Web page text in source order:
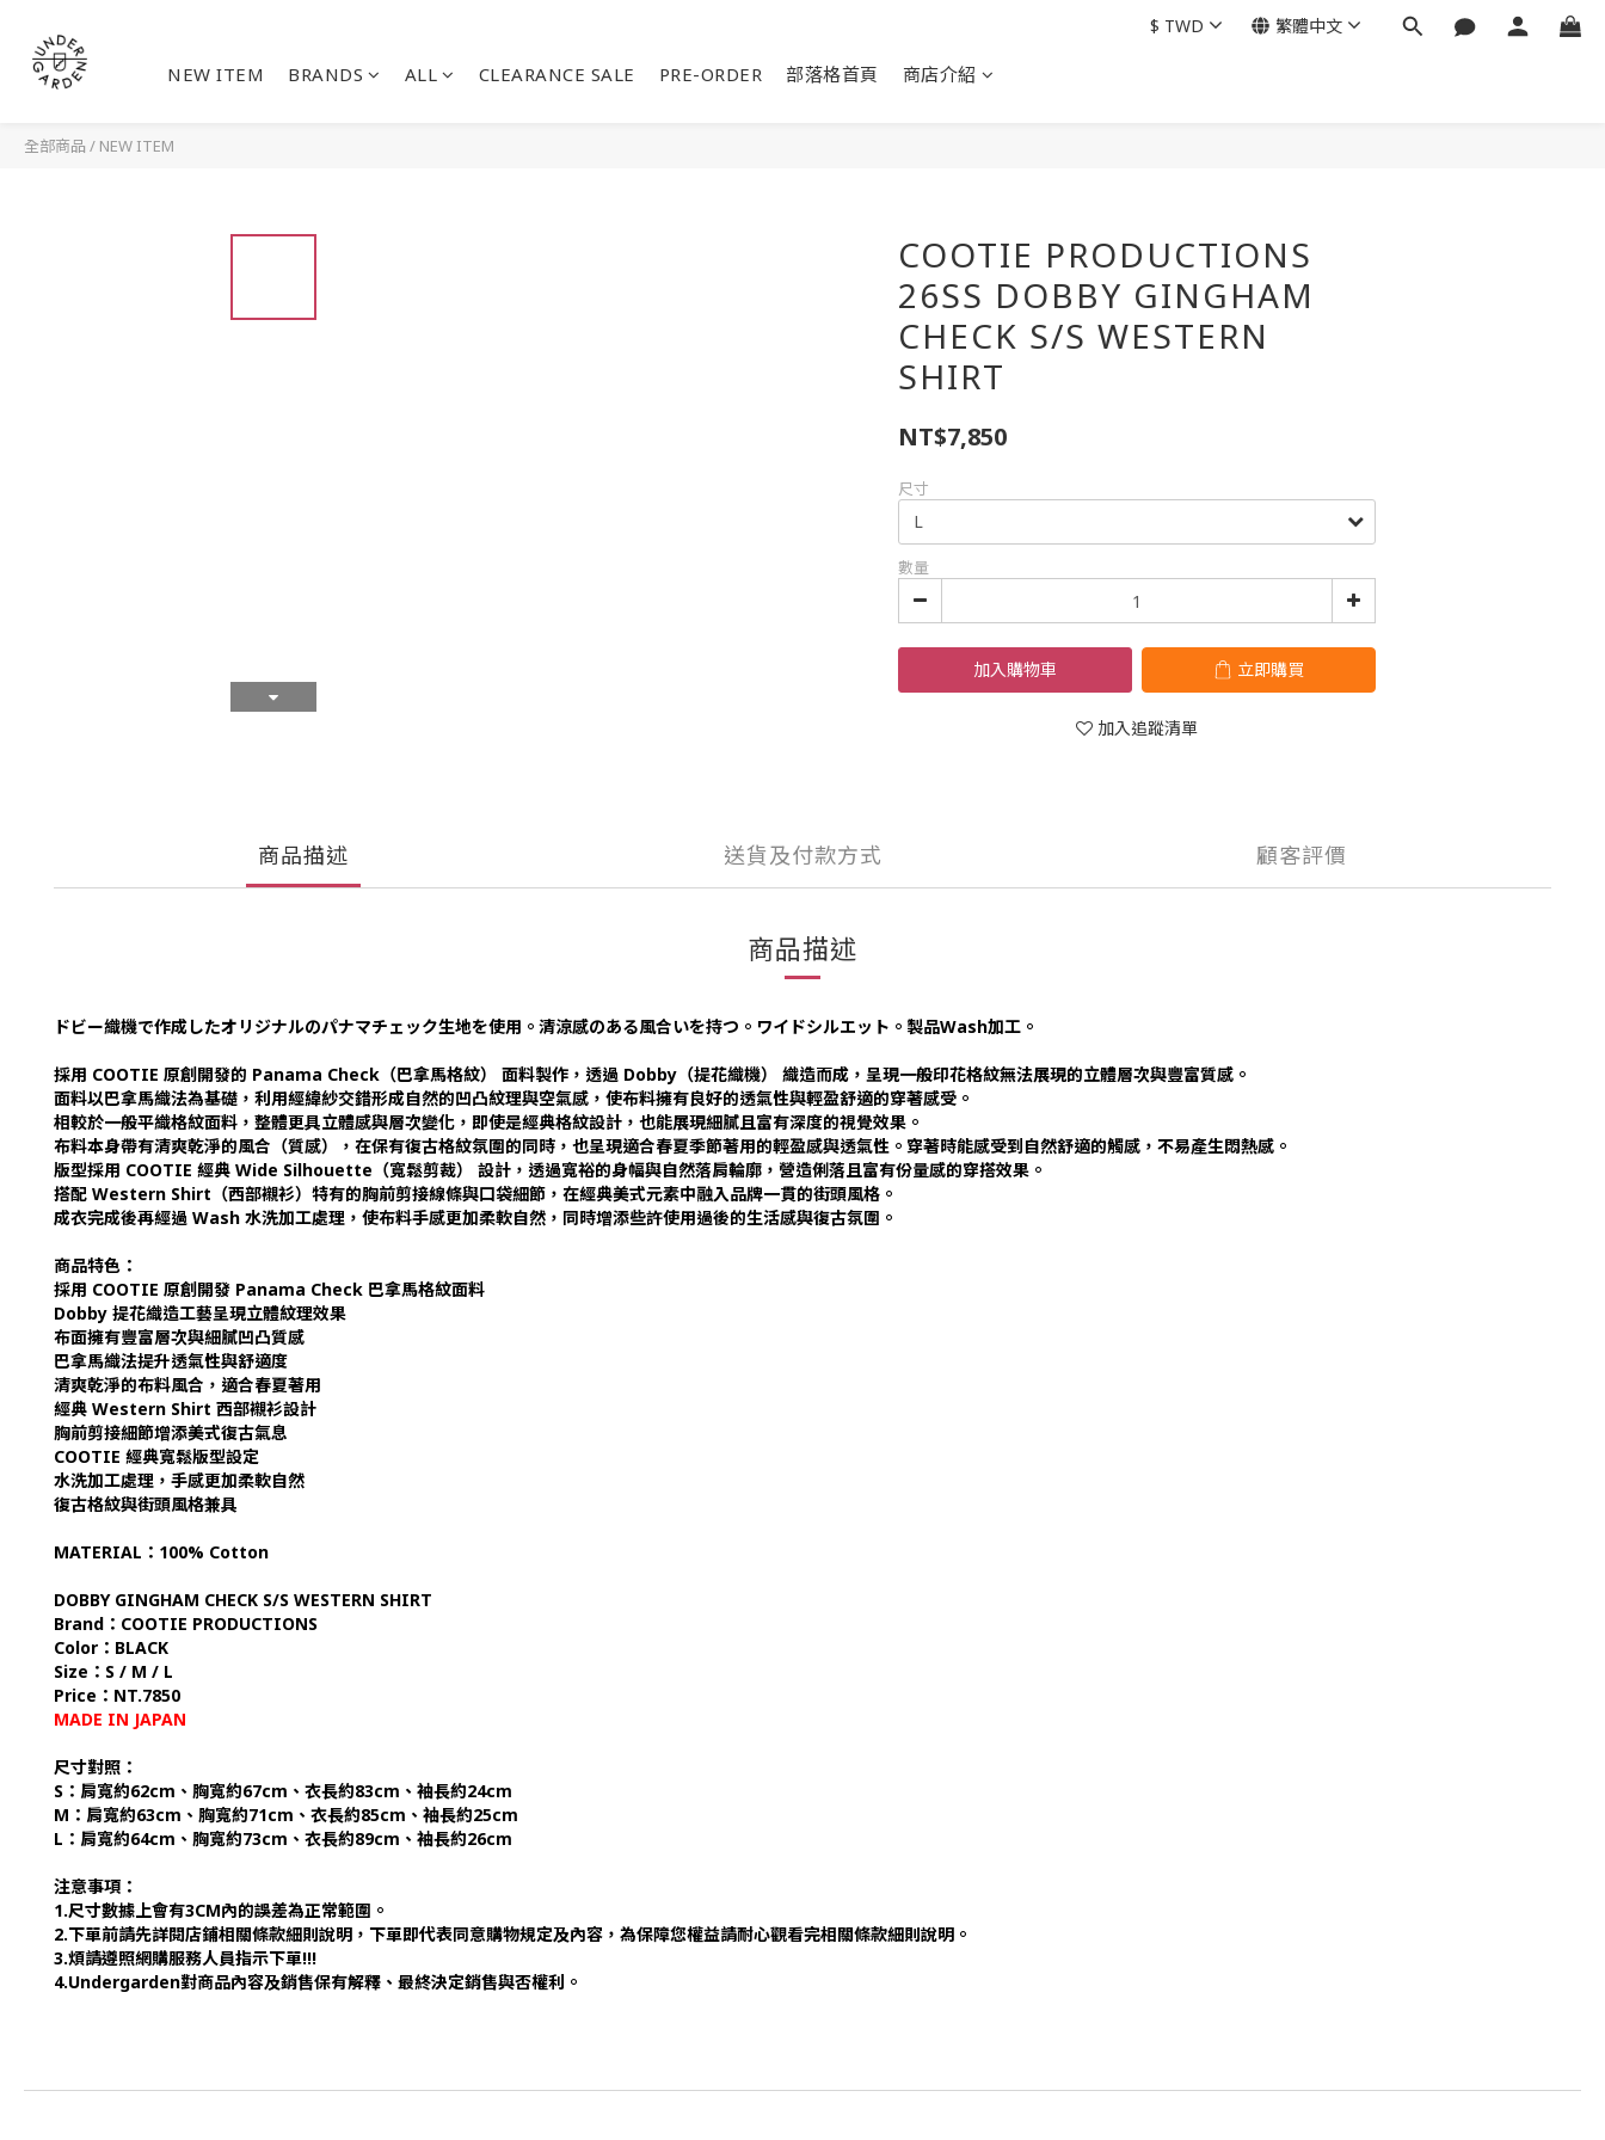
NEW ITEM BRANDS ALL CLEARANCE SALE PRE-ORDER 部落格首頁 商店介紹
$ TWD 繁體中文
全部商品 / NEW ITEM
COOTIE PRODUCTIONS
26SS DOBBY GINGHAM
CHECK S/S WESTERN
SHIRT
NT$7,850
尺寸
數量
加入購物車 立即購買
加入追蹤清單
商品描述 送貨及付款方式 顧客評價
商品描述
ドビー織機で作成したオリジナルのパナマチェック生地を使用。清涼感のある風合いを持つ。ワイドシルエット。製品Wash加工。
採用 COOTIE 原創開發的 Panama Check（巴拿馬格紋） 面料製作，透過 Dobby（提花織機） 織造而成，呈現一般印花格紋無法展現的立體層次與豐富質感。
面料以巴拿馬織法為基礎，利用經緯紗交錯形成自然的凹凸紋理與空氣感，使布料擁有良好的透氣性與輕盈舒適的穿著感受。
相較於一般平織格紋面料，整體更具立體感與層次變化，即使是經典格紋設計，也能展現細膩且富有深度的視覺效果。
布料本身帶有清爽乾淨的風合（質感），在保有復古格紋氛圍的同時，也呈現適合春夏季節著用的輕盈感與透氣性。穿著時能感受到自然舒適的觸感，不易產生悶熱感。
版型採用 COOTIE 經典 Wide Silhouette（寬鬆剪裁） 設計，透過寬裕的身幅與自然落肩輪廓，營造俐落且富有份量感的穿搭效果。
搭配 Western Shirt（西部襯衫）特有的胸前剪接線條與口袋細節，在經典美式元素中融入品牌一貫的街頭風格。
成衣完成後再經過 Wash 水洗加工處理，使布料手感更加柔軟自然，同時增添些許使用過後的生活感與復古氛圍。
商品特色：
採用 COOTIE 原創開發 Panama Check 巴拿馬格紋面料
Dobby 提花織造工藝呈現立體紋理效果
布面擁有豐富層次與細膩凹凸質感
巴拿馬織法提升透氣性與舒適度
清爽乾淨的布料風合，適合春夏著用
經典 Western Shirt 西部襯衫設計
胸前剪接細節增添美式復古氣息
COOTIE 經典寬鬆版型設定
水洗加工處理，手感更加柔軟自然
復古格紋與街頭風格兼具
MATERIAL：100% Cotton
DOBBY GINGHAM CHECK S/S WESTERN SHIRT
Brand：COOTIE PRODUCTIONS
Color：BLACK
Size：S / M / L
Price：NT.7850
MADE IN JAPAN
尺寸對照：
S：肩寬約62cm、胸寬約67cm、衣長約83cm、袖長約24cm
M：肩寬約63cm、胸寬約71cm、衣長約85cm、袖長約25cm
L：肩寬約64cm、胸寬約73cm、衣長約89cm、袖長約26cm
注意事項：
1.尺寸數據上會有3CM內的誤差為正常範圍。
2.下單前請先詳閱店鋪相關條款細則說明，下單即代表同意購物規定及內容，為保障您權益請耐心觀看完相關條款細則說明。
3.煩請遵照網購服務人員指示下單!!!
4.Undergarden對商品內容及銷售保有解釋、最終決定銷售與否權利。